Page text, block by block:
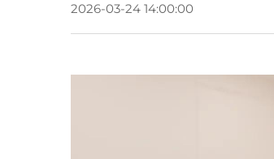
2026-03-24 14:00:00